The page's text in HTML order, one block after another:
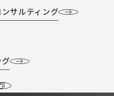
サルティング